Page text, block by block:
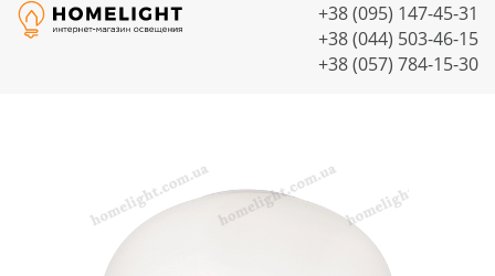
+38 (095) 147-45-31
+38 (044) 503-46-15
+38 (057) 784-15-30